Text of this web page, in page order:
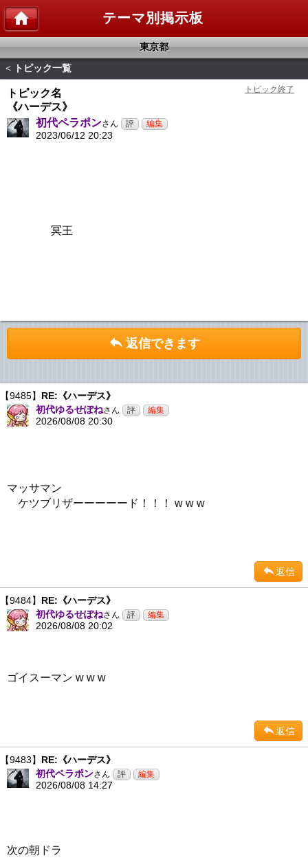
テーマ別掲示板
東京都
< トピック一覧
トピック名
《ハーデス》
初代ペラポンさん
2023/06/12 20:23
冥王
返信できます
【9485】 RE:《ハーデス》
初代ゆるせぽねさん
2026/08/08 20:30
マッサマン
ケツブリザーーーーード！！！ w w w
返信
【9484】 RE:《ハーデス》
初代ゆるせぽねさん
2026/08/08 20:02
ゴイスーマン w w w
返信
【9483】 RE:《ハーデス》
初代ペラポンさん
2026/08/08 14:27
次の朝ドラ